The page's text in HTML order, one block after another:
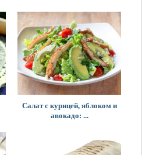
Салат с курицей, яблоком и
авокадо: ...